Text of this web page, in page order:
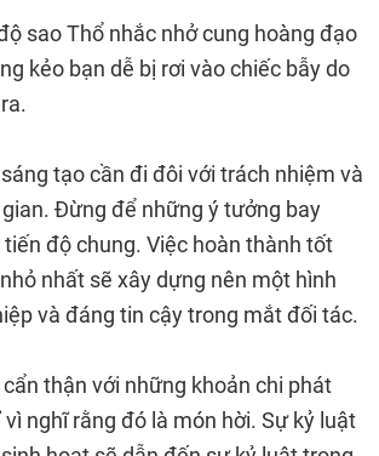
sao Thổ nhắc nhở cung hoàng đạo
kẻo bạn dễ bị rơi vào chiếc bẫy do
sáng tạo cần đi đôi với trách nhiệm và
Đừng để những ý tưởng bay
độ chung. Việc hoàn thành tốt
nhất sẽ xây dựng nên một hình
và đáng tin cậy trong mắt đối tác.
cẩn thận với những khoản chi phát
nghĩ rằng đó là món hời. Sự kỷ luật